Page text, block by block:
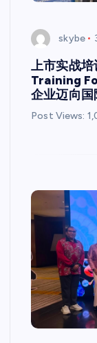
skybe
上市实战
Training
企业迈向
Post Views: